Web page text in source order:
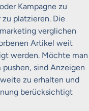
Kampagne zu
platzieren. Die
verglichen
Artikel weit
werden. Möchte man
sind Anzeigen
zu erhalten und
berücksichtigt